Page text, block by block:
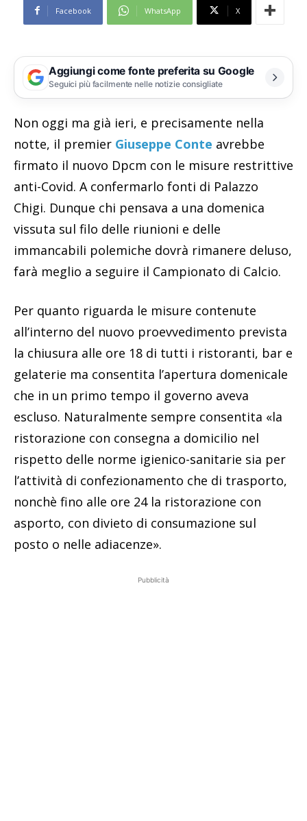
Facebook WhatsApp X
Aggiungi come fonte preferita su Google
Seguici più facilmente nelle notizie consigliate
Non oggi ma già ieri, e precisamente nella
notte, il premier Giuseppe Conte avrebbe
firmato il nuovo Dpcm con le misure restrittive
anti-Covid. A confermarlo fonti di Palazzo
Chigi. Dunque chi pensava a una domenica
vissuta sul filo delle riunioni e delle
immancabili polemiche dovrà rimanere deluso,
farà meglio a seguire il Campionato di Calcio.
Per quanto riguarda le misure contenute
all’interno del nuovo proevvedimento prevista
la chiusura alle ore 18 di tutti i ristoranti, bar e
gelaterie ma consentita l’apertura domenicale
che in un primo tempo il governo aveva
escluso. Naturalmente sempre consentita «la
ristorazione con consegna a domicilio nel
rispetto delle norme igienico-sanitarie sia per
l’attività di confezionamento che di trasporto,
nonchè fino alle ore 24 la ristorazione con
asporto, con divieto di consumazione sul
posto o nelle adiacenze».
Pubblicità